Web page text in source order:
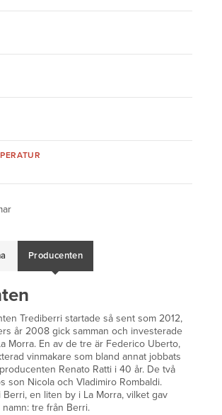
Producenten
Trediberri startade så sent som 2012,
år 2008 gick samman och investerade
Morra. En av de tre är Federico Uberto,
vinmakare som bland annat jobbats
Renato Ratti i 40 år. De två
son Nicola och Vladimiro Rombaldi.
en liten by i La Morra, vilket gav
tre från Berri.